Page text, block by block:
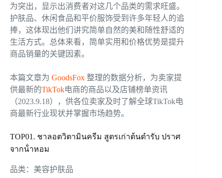
为突出，显示出消费者对这几个品类的需求旺盛。
护肤品、休闲食品和平价服饰受到许多年轻人的追
捧，这体现出他们讲究简单自然的美和随性舒适的
生活方式。总体来看，简单实用和价格优势是提升
商品销量的关键因素。
本篇文章为 GoodsFox 整理的数据分析，为卖家提
供最新的TikTok电商的商品以及店铺榜单资讯
（2023.9.18），供各位卖家及时了解全球TikTok电
商最新行业现状并掌握市场趋势。
TOP01. ชาลอตวิตามินครีม สูตรเก่าต้นตํารับ ปราศ
จากน้ําหอม
品类：美容护肤品